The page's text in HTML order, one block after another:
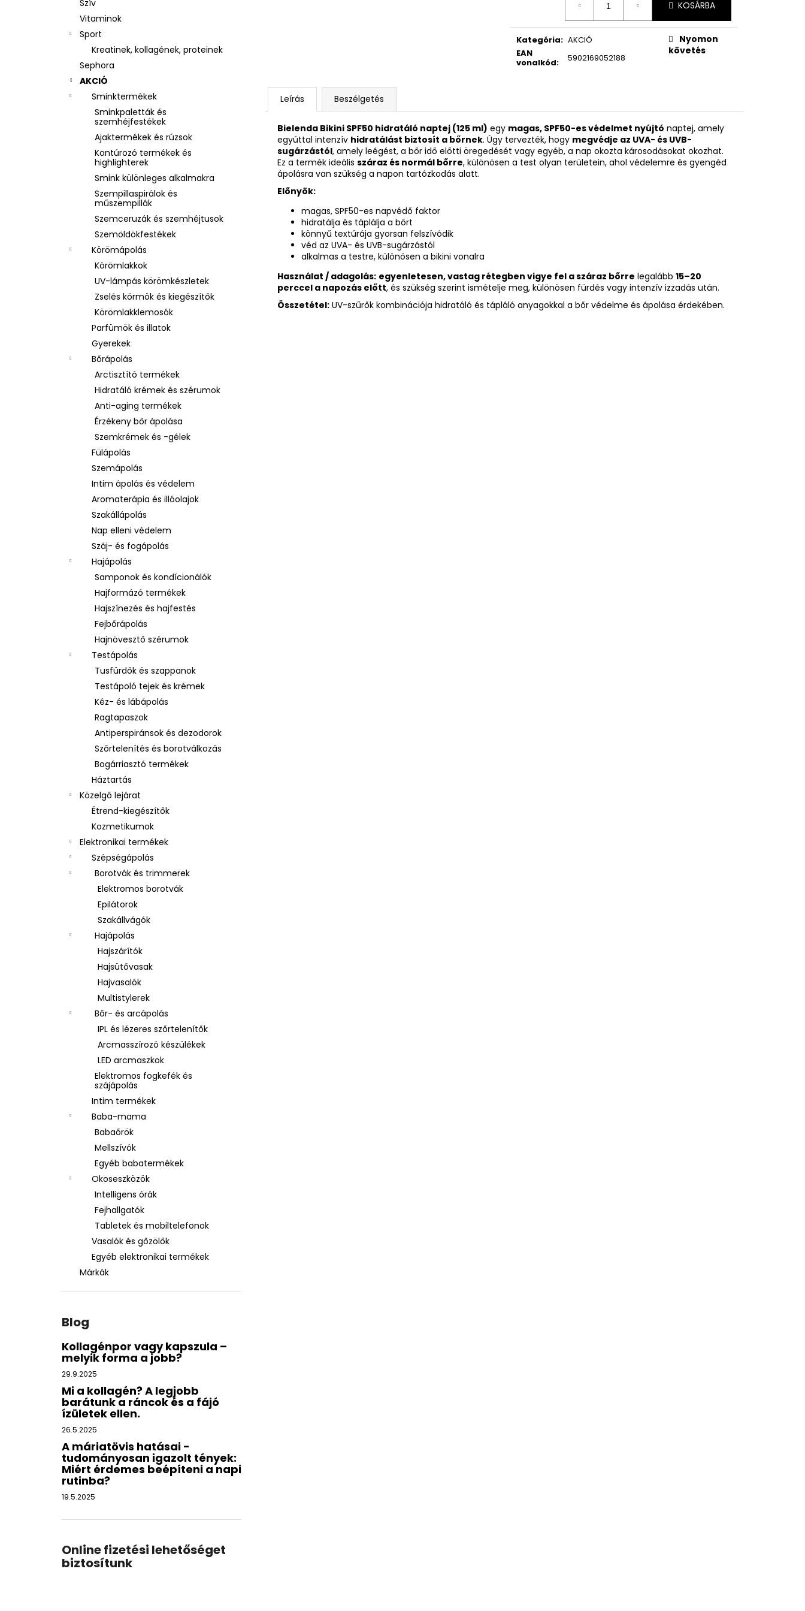
Szív
Vitaminok
Sport
Kreatinek, kollagének, proteinek
Sephora
AKCIÓ
Sminktermékek
Sminkpaletták és
szemhéjfestékek
Ajaktermékek és rúzsok
Kontúrozó termékek és
highlighterek
Smink különleges alkalmakra
Szempillaspirálok és
műszempillák
Szemceruzák és szemhéjtusok
Szemöldökfestékek
Körömápolás
Körömlakkok
UV-lámpás körömkészletek
Zselés körmök és kiegészítők
Körömlakklemosók
Parfümök és illatok
Gyerekek
Bőrápolás
Arctisztító termékek
Hidratáló krémek és szérumok
Anti-aging termékek
Érzékeny bőr ápolása
Szemkrémek és -gélek
Fülápolás
Szemápolás
Intim ápolás és védelem
Aromaterápia és illóolajok
Szakállápolás
Nap elleni védelem
Száj- és fogápolás
Hajápolás
Samponok és kondícionálók
Hajformázó termékek
Hajszínezés és hajfestés
Fejbőrápolás
Hajnövesztő szérumok
Testápolás
Tusfürdők és szappanok
Testápoló tejek és krémek
Kéz- és lábápolás
Ragtapaszok
Antiperspiránsok és dezodorok
Szőrtelenítés és borotválkozás
Bogárriasztó termékek
Háztartás
Közelgő lejárat
Étrend-kiegészítők
Kozmetikumok
Elektronikai termékek
Szépségápolás
Borotvák és trimmerek
Elektromos borotvák
Epilátorok
Szakállvágók
Hajápolás
Hajszárítók
Hajsütővasak
Hajvasalók
Multistylerek
Bőr- és arcápolás
IPL és lézeres szőrtelenítők
Arcmasszírozó készülékek
LED arcmaszkok
Elektromos fogkefék és
szájápolás
Intim termékek
Baba-mama
Babaőrök
Mellszívók
Egyéb babatermékek
Okoseszközök
Intelligens órák
Fejhallgatók
Tabletek és mobiltelefonok
Vasalók és gőzölők
Egyéb elektronikai termékek
Márkák
Blog
Kollagénpor vagy kapszula –
melyik forma a jobb?
29.9.2025
Mi a kollagén? A legjobb
barátunk a ráncok és a fájó
ízületek ellen.
26.5.2025
A máriatövis hatásai -
tudományosan igazolt tények:
Miért érdemes beépíteni a napi
rutinba?
19.5.2025
Online fizetési lehetőséget
biztosítunk
KOSÁRBA
Kategória: AKCIÓ
EAN
vonalkód: 5902169052188
Nyomon
követés
Leírás Beszélgetés
Bielenda Bikini SPF50 hidratáló naptej (125 ml) egy magas, SPF50-es védelmet nyújtó naptej, amely
egyúttal intenzív hidratálást biztosít a bőrnek. Úgy tervezték, hogy megvédje az UVA- és UVB-
sugárzástól, amely leégést, a bőr idő előtti öregedését vagy egyéb, a nap okozta károsodásokat okozhat.
Ez a termék ideális száraz és normál bőrre, különösen a test olyan területein, ahol védelemre és gyengéd
ápolásra van szükség a napon tartózkodás alatt.
Előnyök:
magas, SPF50-es napvédő faktor
hidratálja és táplálja a bőrt
könnyű textúrája gyorsan felszívódik
véd az UVA- és UVB-sugárzástól
alkalmas a testre, különösen a bikini vonalra
Használat / adagolás: egyenletesen, vastag rétegben vigye fel a száraz bőrre legalább 15–20
perccel a napozás előtt, és szükség szerint ismételje meg, különösen fürdés vagy intenzív izzadás után.
Összetétel: UV-szűrők kombinációja hidratáló és tápláló anyagokkal a bőr védelme és ápolása érdekében.